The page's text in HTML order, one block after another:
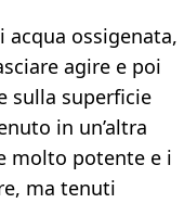
ossigenata,
agire e poi
sulla superficie
in un’altra
molto potente e i
ma tenuti